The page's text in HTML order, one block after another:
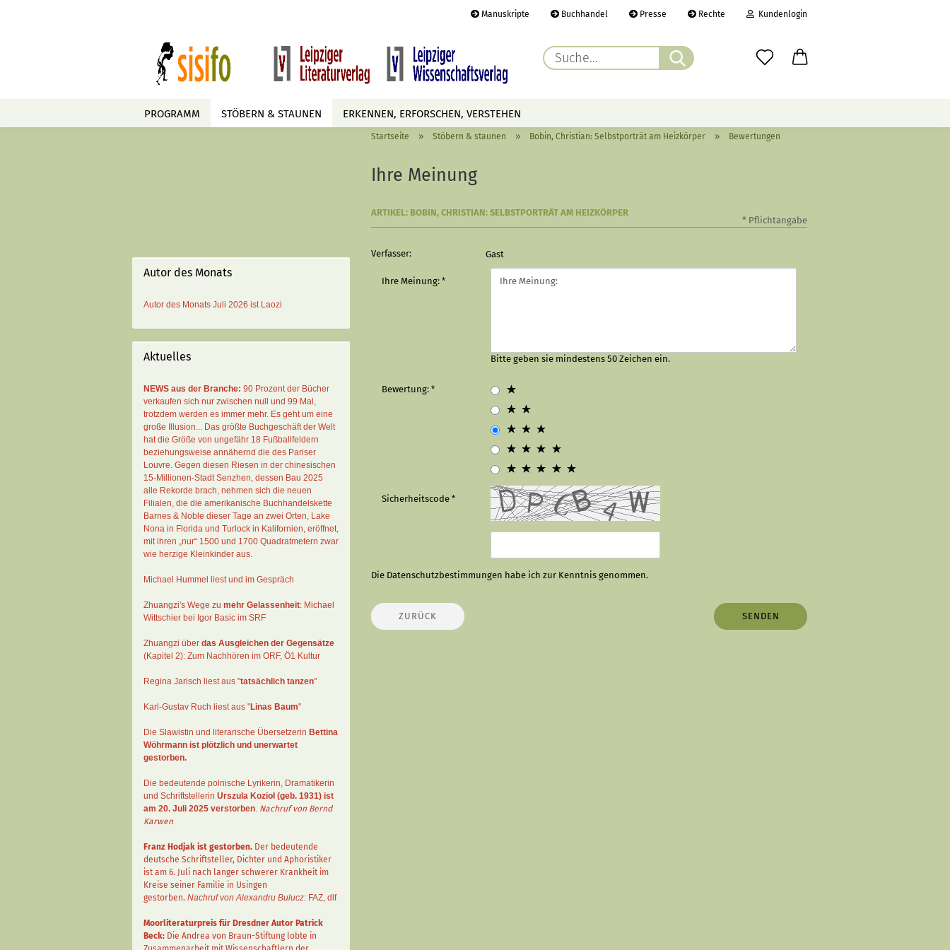
Manuskripte Buchhandel Presse Rechte Kundenlogin
Passwort
Konto erstellen
Suche...
PROGRAMM STÖBERN & STAUNEN ERKENNEN, ERFORSCHEN, VERSTEHEN
AUTOREN TERMINE HÖREN & SEHEN ÜBER UNS CHRONIK
Startseite » Stöbern & staunen » Bobin, Christian: Selbstporträt am Heizkörper » Bewertungen
Ihre Meinung
ARTIKEL: BOBIN, CHRISTIAN: SELBSTPORTRÄT AM HEIZKÖRPER
Verfasser: Gast
Ihre Meinung:
Bitte geben sie mindestens 50 Zeichen ein.
Bewertung:
Sicherheitscode
Die Datenschutzbestimmungen habe ich zur Kenntnis genommen.
ZURÜCK SENDEN
* Pflichtangabe
Autor des Monats
Autor des Monats Juli 2026 ist Laozi
Aktuelles
NEWS aus der Branche: 90 Prozent der Bücher
verkaufen sich nur zwischen null und 99 Mal ,
trotzdem werden es immer mehr. Es geht um eine
große Illusion... Das größte Buchgeschäft der Welt
hat die Größe von ungefähr 18 Fußballfeldern
beziehungsweise annähernd die des Pariser
Louvre. Gegen diesen Riesen in der chinesischen
15-Millionen-Stadt Senzhen, dessen Bau 2025
alle Rekorde brach, nehmen sich die neuen
Filialen, die die amerikanische Buchhandelskette
Barnes & Noble dieser Tage an zwei Orten, Lake
Nona in Florida und Turlock in Kalifornien, eröffnet,
mit ihren „nur“ 1500 und 1700 Quadratmetern zwar
wie herzige Kleinkinder aus.
Michael Hummel liest und im Gespräch
Zhuangzi's Wege zu mehr Gelassenheit: Michael
Wittschier bei Igor Basic im SRF
Zhuangzi über das Ausgleichen der Gegensätze
(Kapitel 2): Zum Nachhören im ORF, Ö1 Kultur
Regina Jarisch liest aus "tatsächlich tanzen"
Karl-Gustav Ruch liest aus "Linas Baum"
Die Slawistin und literarische Übersetzerin Bettina
Wöhrmann ist plötzlich und unerwartet
gestorben.
Die bedeutende polnische Lyrikerin, Dramatikerin
und Schriftstellerin Urszula Kozioł (geb. 1931) ist
am 20. Juli 2025 verstorben. Nachruf von Bernd
Karwen
Franz Hodjak ist gestorben. Der bedeutende
deutsche Schriftsteller, Dichter und Aphoristiker
ist am 6. Juli nach langer schwerer Krankheit im
Kreise seiner Familie in Usingen
gestorben. Nachruf von Alexandru Bulucz: FAZ, dlf
Moorliteraturpreis für Dresdner Autor Patrick
Beck: Die Andrea von Braun-Stiftung lobte in